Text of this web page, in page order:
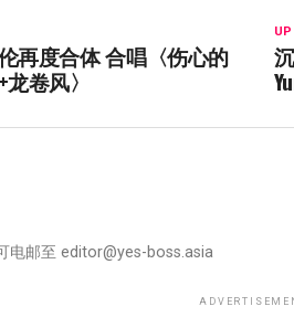
UP
再度合体 合唱〈伤心的
卷风〉
电邮至 editor@yes-boss.asia